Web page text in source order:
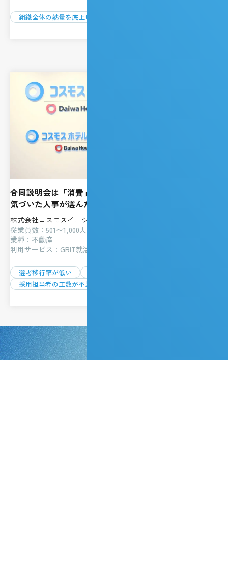
組織全体の熱量を底上げ
合同説明会は「消費」だった。大規模イベントの限界に
気づいた人事が選んだ、たった一つの“本質的な接点”
株式会社コスモスイニシア
従業員数：501〜1,000人
業種：不動産
利用サービス：GRIT就活イベント
選考移行率が低い
採用担当者の工数が不足